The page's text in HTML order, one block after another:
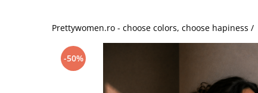
Prettywomen.ro - choose colors, choose hapiness /
-50%